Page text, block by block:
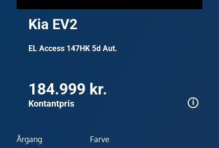
Kia EV2
EL Access 147HK 5d Aut.
184.999 kr.
Kontantpris
Årgang Farve